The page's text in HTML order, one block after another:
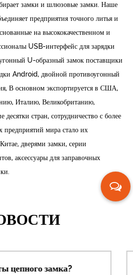
замки и шлюзовые замки. Наше
предприятия точного литья и
на высококачественном и
USB-интерфейс для зарядки
U-образный замок поставщики
Android, двойной противоугонный
, В основном экспортируется в США,
Италию, Великобританию,
стран, сотрудничество с более
мира стало их
дверями замки, серии
аксессуары для заправочных
отрегулировать смещенный